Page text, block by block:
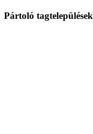
Pártoló tagtelepülések